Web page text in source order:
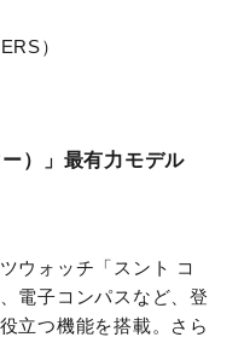
）
）」最有力モデル
ウォッチ「スント コ
電子コンパスなど、登
立つ機能を搭載。さら